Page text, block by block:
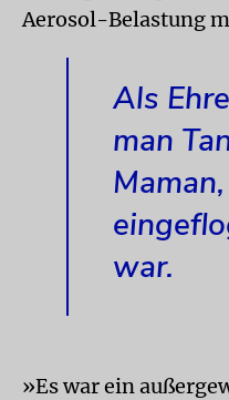
Aerosol-Belastung
Als
man
war.
»Es war ein